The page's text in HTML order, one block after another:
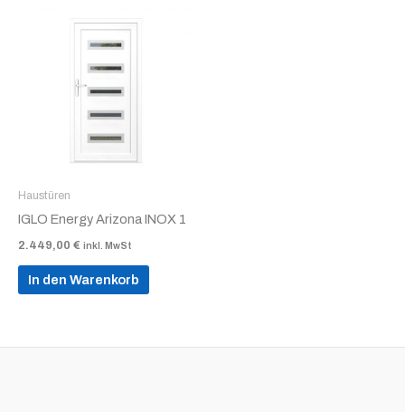
Haustüren
IGLO Energy Arizona INOX 1
2.449,00 € inkl. MwSt
In den Warenkorb